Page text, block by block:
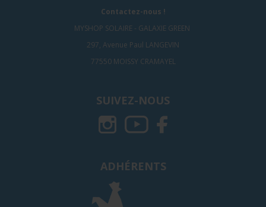
Contactez-nous !
MYSHOP SOLAIRE - GALAXIE GREEN
297, Avenue Paul LANGEVIN
77550 MOISSY CRAMAYEL
SUIVEZ-NOUS
ADHÉRENTS